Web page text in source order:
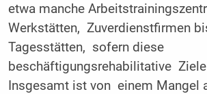
etwa manche
Werkstätten, Zuverdienstfirmen
Tagesstätten, sofern diese
beschäftigungsrehabilitative
Insgesamt ist von einem Mangel